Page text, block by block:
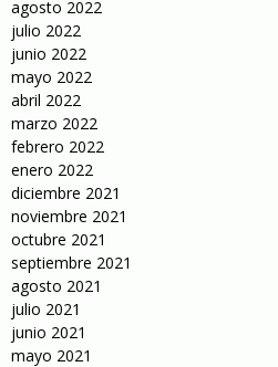
agosto 2022
julio 2022
junio 2022
mayo 2022
abril 2022
marzo 2022
febrero 2022
enero 2022
diciembre 2021
noviembre 2021
octubre 2021
septiembre 2021
agosto 2021
julio 2021
junio 2021
mayo 2021